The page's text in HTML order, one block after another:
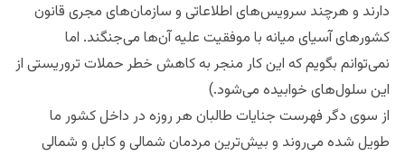
دارند و هرچند سرویس‌های اطلاعاتی و سازمان‌های مجری قانون
کشورهای آسیای میانه با موفقیت علیه آن‌ها می‌جنگند. اما
نمی‌توانم بگویم که این کار منجر به کاهش خطر حملات تروریستی از
این سلول‌های خوابیده می‌شود.)
از سوی دگر فهرست جنایات طالبان هر روزه در داخل کشور ما
طویل شده می‌روند و بیش‌ترین مردمان شمالی و ‌‌کابل و شمالی